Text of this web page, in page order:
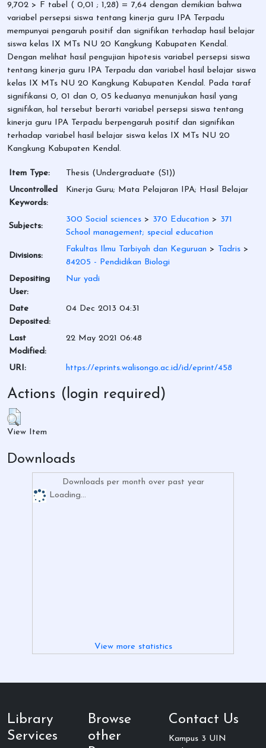
9,702 > F tabel ( 0,01 ; 1,28) = 7,64 dengan demikian bahwa
variabel persepsi siswa tentang kinerja guru IPA Terpadu
mempunyai pengaruh positif dan signifikan terhadap hasil belajar
siswa kelas IX MTs NU 20 Kangkung Kabupaten Kendal.
Dengan melihat hasil pengujian hipotesis variabel persepsi siswa
tentang kinerja guru IPA Terpadu dan variabel hasil belajar siswa
kelas IX MTs NU 20 Kangkung Kabupaten Kendal. Pada taraf
signifikansi 0, 01 dan 0, 05 keduanya menunjukan hasil yang
signifikan, hal tersebut berarti variabel persepsi siswa tentang
kinerja guru IPA Terpadu berpengaruh positif dan signifikan
terhadap variabel hasil belajar siswa kelas IX MTs NU 20
Kangkung Kabupaten Kendal.
Item Type:
Thesis (Undergraduate (S1))
Uncontrolled
Keywords:
Kinerja Guru; Mata Pelajaran IPA; Hasil Belajar
Subjects:
300 Social sciences > 370 Education > 371
School management; special education
Divisions:
Fakultas Ilmu Tarbiyah dan Keguruan > Tadris >
84205 - Pendidikan Biologi
Depositing
User:
Nur yadi
Date
Deposited:
04 Dec 2013 04:31
Last
Modified:
22 May 2021 06:48
URI: https://eprints.walisongo.ac.id/id/eprint/458
Actions (login required)
View Item
Downloads
Downloads per month over past year
Loading...
View more statistics
Library
Services
Browse
other
Contact Us
Kampus 3 UIN